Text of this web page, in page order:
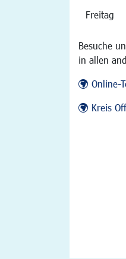
Freitag
Besuche
in allen
Online-
Kreis